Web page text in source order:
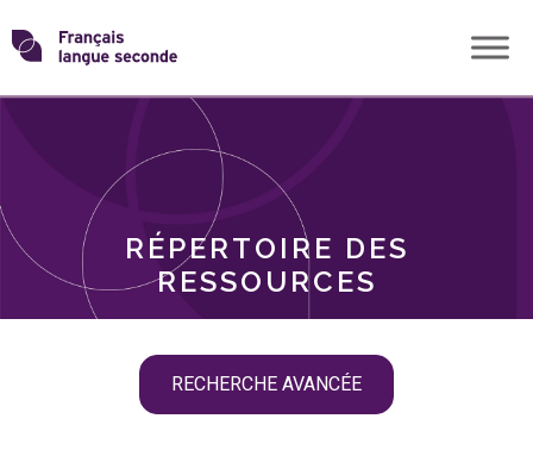
Skip
toTransformons
langue
RÉPERTOIRE DES
RESSOURCES
RECHERCHE AVANCÉE
THÈMES